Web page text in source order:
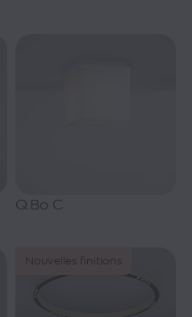
Q.Bo C
Nouvelles finitions